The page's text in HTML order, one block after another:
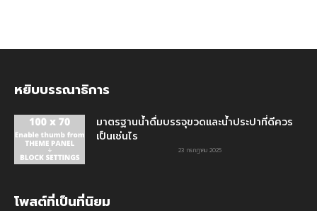
หยิบบรรณาธิการ
มาตรฐานน้ำดื่มบรรจุขวดและน้ำประปาที่ดีควร
เป็นเช่นไร
23 กรกฎาคม 2025
โพสต์ที่เป็นที่นิยม